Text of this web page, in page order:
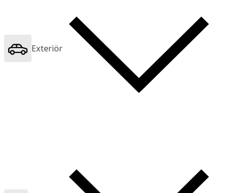
Exteriör